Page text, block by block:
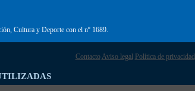
Cultura y Deporte con el nº 1689.
Contacto Aviso legal Política de privacidad